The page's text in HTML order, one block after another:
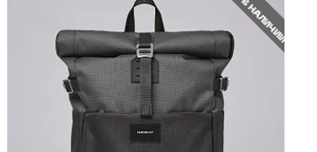
НЕТ В НАЛИЧИИ